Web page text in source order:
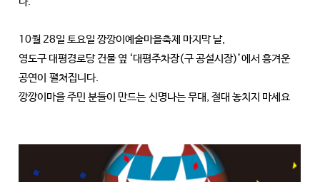
10월 28일 토요일 깡깡이예술마을축제 마지막 날,
영도구 대평경로당 건물 옆 ‘대평주차장(구 공설시장)’에서 흥겨운
공연이 펼쳐집니다.
깡깡이마을 주민 분들이 만드는 신명나는 무대, 절대 놓치지 마세요